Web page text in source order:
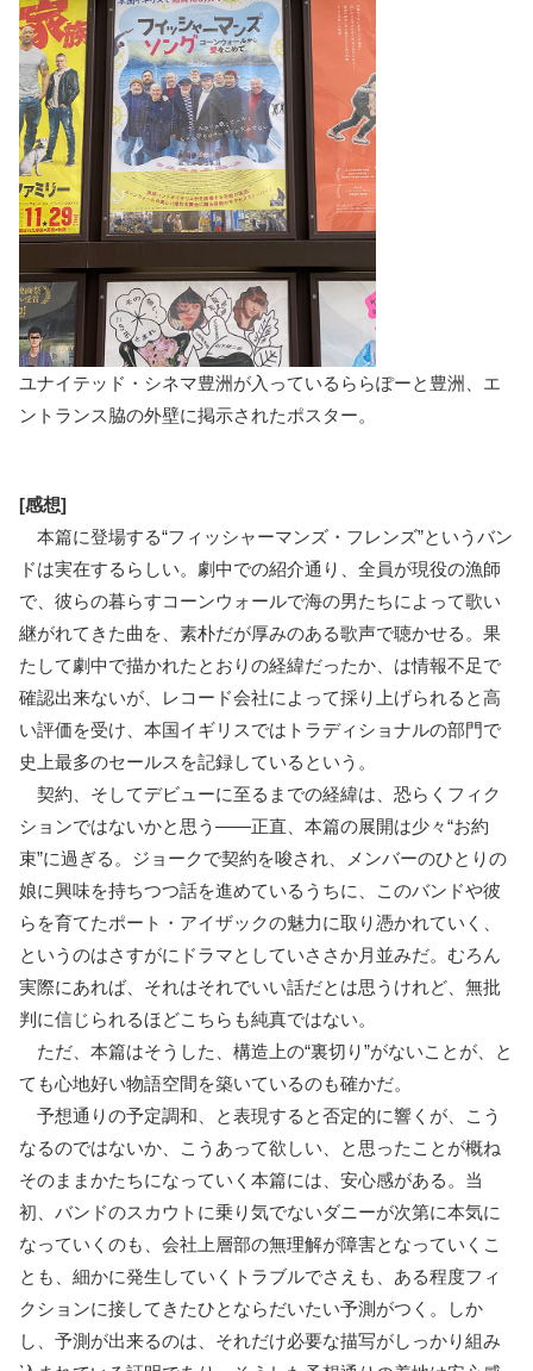
ユナイテッド・シネマ豊洲が入っているららぽーと豊洲、エ
ントランス脇の外壁に掲示されたポスター。
[感想]
本篇に登場する“フィッシャーマンズ・フレンズ”というバン
ドは実在するらしい。劇中での紹介通り、全員が現役の漁師
で、彼らの暮らすコーンウォールで海の男たちによって歌い
継がれてきた曲を、素朴だが厚みのある歌声で聴かせる。果
たして劇中で描かれたとおりの経緯だったか、は情報不足で
確認出来ないが、レコード会社によって採り上げられると高
い評価を受け、本国イギリスではトラディショナルの部門で
史上最多のセールスを記録しているという。
契約、そしてデビューに至るまでの経緯は、恐らくフィク
ションではないかと思う――正直、本篇の展開は少々“お約
束”に過ぎる。ジョークで契約を唆され、メンバーのひとりの
娘に興味を持ちつつ話を進めているうちに、このバンドや彼
らを育てたポート・アイザックの魅力に取り憑かれていく、
というのはさすがにドラマとしていささか月並みだ。むろん
実際にあれば、それはそれでいい話だとは思うけれど、無批
判に信じられるほどこちらも純真ではない。
ただ、本篇はそうした、構造上の“裏切り”がないことが、と
ても心地好い物語空間を築いているのも確かだ。
予想通りの予定調和、と表現すると否定的に響くが、こう
なるのではないか、こうあって欲しい、と思ったことが概ね
そのままかたちになっていく本篇には、安心感がある。当
初、バンドのスカウトに乗り気でないダニーが次第に本気に
なっていくのも、会社上層部の無理解が障害となっていくこ
とも、細かに発生していくトラブルでさえも、ある程度フィ
クションに接してきたひとならだいたい予測がつく。しか
し、予測が出来るのは、それだけ必要な描写がしっかり組み